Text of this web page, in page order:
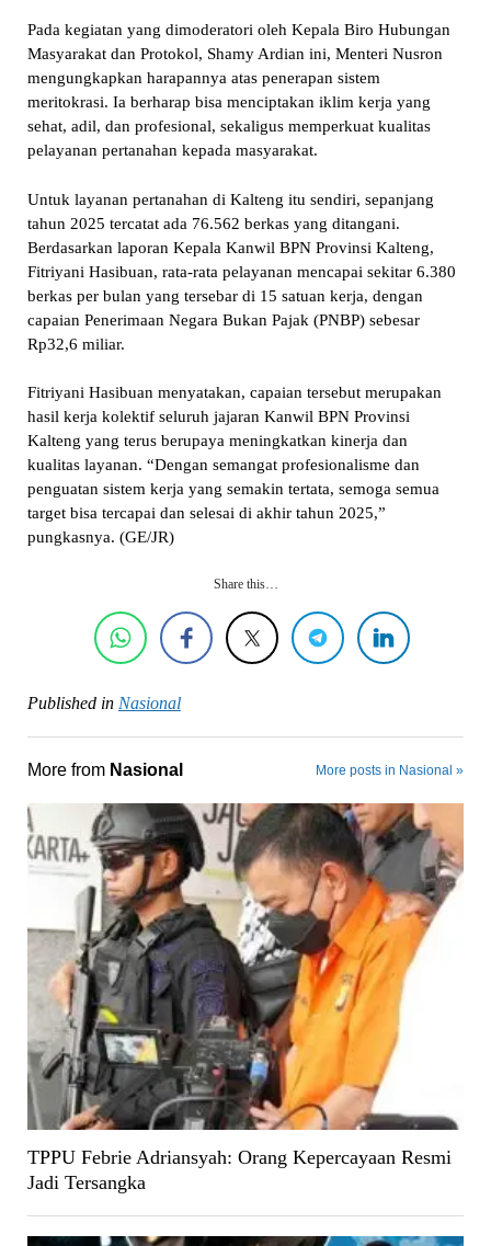
Pada kegiatan yang dimoderatori oleh Kepala Biro Hubungan
Masyarakat dan Protokol, Shamy Ardian ini, Menteri Nusron
mengungkapkan harapannya atas penerapan sistem
meritokrasi. Ia berharap bisa menciptakan iklim kerja yang
sehat, adil, dan profesional, sekaligus memperkuat kualitas
pelayanan pertanahan kepada masyarakat.
Untuk layanan pertanahan di Kalteng itu sendiri, sepanjang
tahun 2025 tercatat ada 76.562 berkas yang ditangani.
Berdasarkan laporan Kepala Kanwil BPN Provinsi Kalteng,
Fitriyani Hasibuan, rata-rata pelayanan mencapai sekitar 6.380
berkas per bulan yang tersebar di 15 satuan kerja, dengan
capaian Penerimaan Negara Bukan Pajak (PNBP) sebesar
Rp32,6 miliar.
Fitriyani Hasibuan menyatakan, capaian tersebut merupakan
hasil kerja kolektif seluruh jajaran Kanwil BPN Provinsi
Kalteng yang terus berupaya meningkatkan kinerja dan
kualitas layanan. “Dengan semangat profesionalisme dan
penguatan sistem kerja yang semakin tertata, semoga semua
target bisa tercapai dan selesai di akhir tahun 2025,”
pungkasnya. (GE/JR)
Share this…
Published in Nasional
More from Nasional More posts in Nasional »
TPPU Febrie Adriansyah: Orang Kepercayaan Resmi
Jadi Tersangka